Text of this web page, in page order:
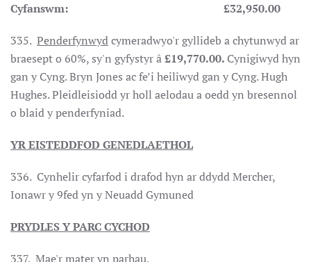
Cyfanswm: £32,950.00
335. Penderfynwydcymeradwyo'r gyllideb a chytunwyd ar
braesept o 60%, sy'n gyfystyr â£19,770.00. Cynigiwyd hyn
gan y Cyng. Bryn Jones ac fe’i heiliwyd gan y Cyng. Hugh
Hughes. Pleidleisiodd yr holl aelodau a oedd yn bresennol
o blaid y penderfyniad.
YR EISTEDDFOD GENEDLAETHOL
336. Cynhelir cyfarfod i drafod hyn ar ddydd Mercher,
Ionawr y 9fed yn y Neuadd Gymuned
PRYDLES Y PARC CYCHOD
337. Mae'r mater yn parhau.